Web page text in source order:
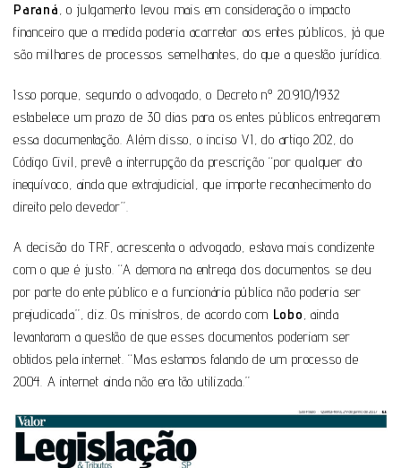
Paraná, o julgamento levou mais em consideração o impacto
financeiro que a medida poderia acarretar aos entes públicos, já que
são milhares de processos semelhantes, do que a questão jurídica.
Isso porque, segundo o advogado, o Decreto nº 20.910/1932
estabelece um prazo de 30 dias para os entes públicos entregarem
essa documentação. Além disso, o inciso VI, do artigo 202, do
Código Civil, prevê a interrupção da prescrição “por qualquer ato
inequívoco, ainda que extrajudicial, que importe reconhecimento do
direito pelo devedor”.
A decisão do TRF, acrescenta o advogado, estava mais condizente
com o que é justo. “A demora na entrega dos documentos se deu
por parte do ente público e a funcionária pública não poderia ser
prejudicada”, diz. Os ministros, de acordo com Lobo, ainda
levantaram a questão de que esses documentos poderiam ser
obtidos pela internet. “Mas estamos falando de um processo de
2004. A internet ainda não era tão utilizada.”